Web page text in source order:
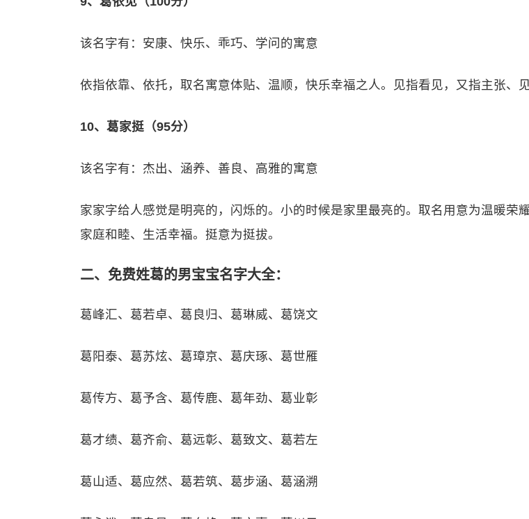
该名字有：安康、快乐、乖巧、学问的寓意
依指依靠、依托，取名寓意体贴、温顺，快乐幸福之人。见指看见，又指主张、见
10、葛家挺（95分）
该名字有：杰出、涵养、善良、高雅的寓意
家家字给人感觉是明亮的，闪烁的。小的时候是家里最亮的。取名用意为温暖荣
家庭和睦、生活幸福。挺意为挺拔。
二、免费姓葛的男宝宝名字大全：
葛峰汇、葛若卓、葛良归、葛琳威、葛饶文
葛阳泰、葛苏炫、葛璋京、葛庆琢、葛世雁
葛传方、葛予含、葛传鹿、葛年劲、葛业彰
葛才绩、葛齐俞、葛远彰、葛致文、葛若左
葛山适、葛应然、葛若筑、葛步涵、葛涵溯